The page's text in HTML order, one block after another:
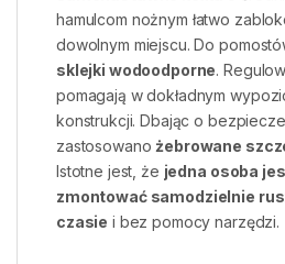
hamulcom nożnym łatwo
dowolnym miejscu. Do
sklejki wodoodporne.
pomagają w dokładnym
konstrukcji. Dbając o
zastosowano żebrowane
Istotne jest, że jedna osoba
zmontować samodzielnie
czasie i bez pomocy narzędzi.